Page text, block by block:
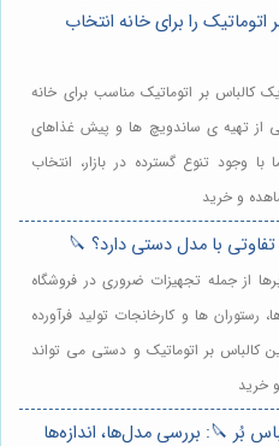
را برای خانه انتخاب
کالباس بر اتوماتیک مناسب برای خانه
تهیه ی ساندویچ ها و پیش غذاهای
با وجود تنوع گسترده در بازار، انتخاب
و خرید
با مدل دستی دارد؟ 🔪
از جمله تجهیزات ضروری در فروشگاه
رستوران ها و کارخانجات تولید فرآورده
کالباس بر اتوماتیک و دستی می تواند
خرید
بُر 🔪: بررسی مدل‌ها، اندازه‌ها